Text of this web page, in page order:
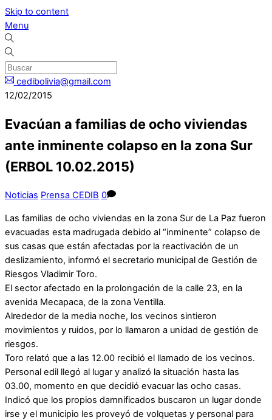
Skip to content
Menu
cedibolivia@gmail.com
12/02/2015
Evacúan a familias de ocho viviendas
ante inminente colapso en la zona Sur
(ERBOL 10.02.2015)
Noticias Prensa CEDIB 0
Las familias de ocho viviendas en la zona Sur de La Paz fueron
evacuadas esta madrugada debido al “inminente” colapso de
sus casas que están afectadas por la reactivación de un
deslizamiento, informó el secretario municipal de Gestión de
Riesgos Vladimir Toro.
El sector afectado en la prolongación de la calle 23, en la
avenida Mecapaca, de la zona Ventilla.
Alrededor de la media noche, los vecinos sintieron
movimientos y ruidos, por lo llamaron a unidad de gestión de
riesgos.
Toro relató que a las 12.00 recibió el llamado de los vecinos.
Personal edil llegó al lugar y analizó la situación hasta las
03.00, momento en que decidió evacuar las ocho casas.
Indicó que los propios damnificados buscaron un lugar donde
irse y el municipio les proveyó de volquetas y personal para